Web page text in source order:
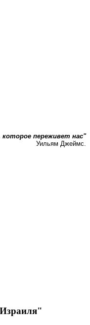
переживет нас"
Уильям Джеймс.